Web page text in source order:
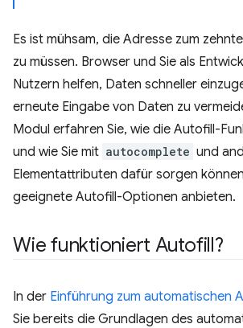
Es ist mühsam, die Adresse zum
zu müssen. Browser und Sie als
Nutzern helfen, Daten schneller
erneute Eingabe von Daten zu
Modul erfahren Sie, wie die Autofill-
und wie Sie mit autocomplete und
Elementattributen dafür sorgen
geeignete Autofill-Optionen anbieten.
Wie funktioniert Autofill?
In der Einführung zum automatischen
Sie bereits die Grundlagen des